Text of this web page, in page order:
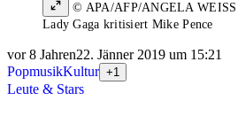
© APA/AFP/ANGELA WEISS
Lady Gaga kritisiert Mike Pence
vor 8 Jahren22. Jänner 2019 um 15:21
PopmusikKultur +1
Leute & Stars